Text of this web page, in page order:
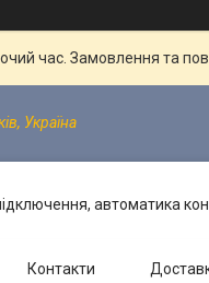
час. Замовлення та
Україна
автоматика
Контакти